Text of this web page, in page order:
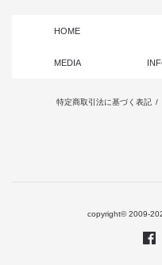
HOME
MEDIA
特定商取引法に基づく表記 /
copyright© 2009-